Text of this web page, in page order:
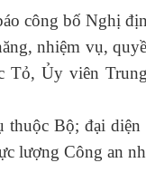
công bố Nghị
nhiệm vụ,
Tỏ, Ủy viên
Bộ; đại diện
lượng Công an